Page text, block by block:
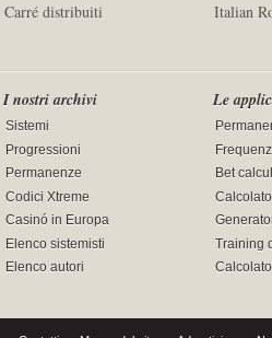
Carré distribuiti Italian
I nostri archivi
Sistemi
Progressioni
Permanenze
Codici Xtreme
Casinó in Europa
Elenco sistemisti
Elenco autori
Le
Bet
Training